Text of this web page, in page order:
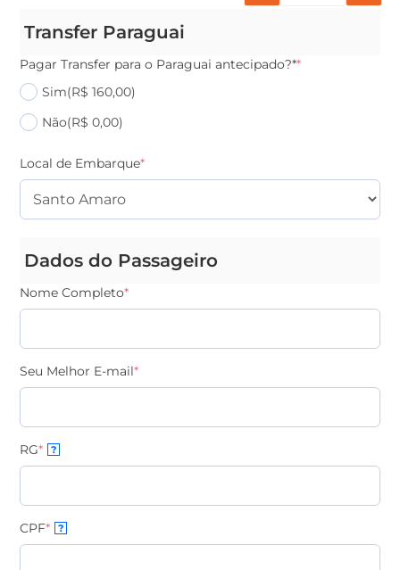
Transfer Paraguai
Pagar Transfer para o Paraguai antecipado?**
Sim(R$ 160,00)
Não(R$ 0,00)
Local de Embarque*
Dados do Passageiro
Nome Completo*
Seu Melhor E-mail*
RG* ?
CPF* ?